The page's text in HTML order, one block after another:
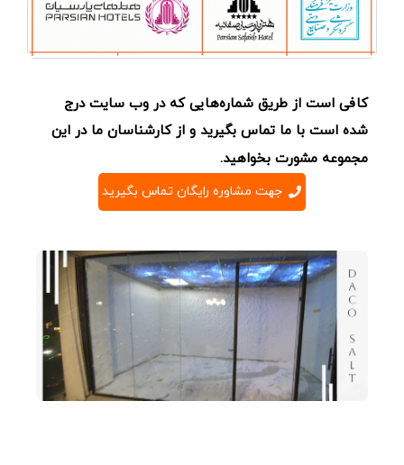
کافی است از طریق شماره‌هایی که در وب سایت درج
شده است با ما تماس بگیرید و از کارشناسان ما در این
مجموعه مشورت بخواهید.
جهت مشاوره رایگان تماس بگیرید